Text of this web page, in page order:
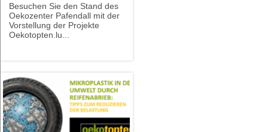
Besuchen Sie den Stand des
Oekozenter Pafendall mit der
Vorstellung der Projekte
Oekotopten.lu...